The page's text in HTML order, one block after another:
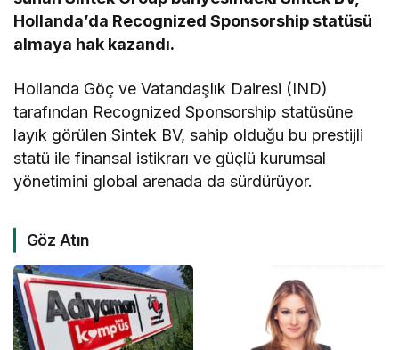
Hollanda’da Recognized Sponsorship statüsü
almaya hak kazandı.
Hollanda Göç ve Vatandaşlık Dairesi (IND)
tarafından Recognized Sponsorship statüsüne
layık görülen Sintek BV, sahip olduğu bu prestijli
statü ile finansal istikrarı ve güçlü kurumsal
yönetimini global arenada da sürdürüyor.
Göz Atın